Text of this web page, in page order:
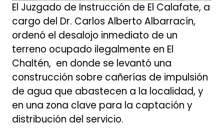
El Juzgado de Instrucción de El Calafate, a
cargo del Dr. Carlos Alberto Albarracín,
ordenó el desalojo inmediato de un
terreno ocupado ilegalmente en El
Chaltén, en donde se levantó una
construcción sobre cañerías de impulsión
de agua que abastecen a la localidad, y
en una zona clave para la captación y
distribución del servicio.